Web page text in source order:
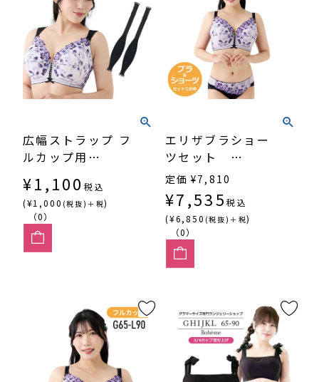
広幅ストラップ フ
ルカップ用
¥1,100 税込
(¥1,000 (税抜)＋税)
（0）
エリザブラショー
ツセット
（SP604）
定価 ¥7,810
¥7,535 税込
(¥6,850 (税抜)＋税)
（0）